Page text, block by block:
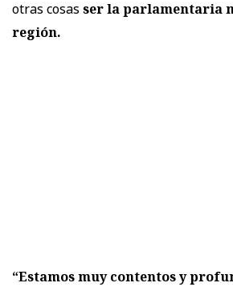
otras cosas ser la parlamentaria
región.
“Estamos muy contentos y